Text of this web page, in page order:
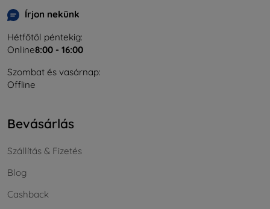
Írjon nekünk
Hétfőtől péntekig:
Online8:00 - 16:00
Szombat és vasárnap:
Offline
Bevásárlás
Szállítás & Fizetés
Blog
Cashback